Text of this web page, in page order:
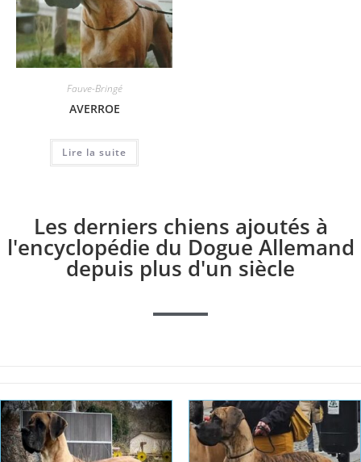
Fauve-Bringé
AVERROE
Lire la suite
Les derniers chiens ajoutés à
l'encyclopédie du Dogue Allemand
depuis plus d'un siècle